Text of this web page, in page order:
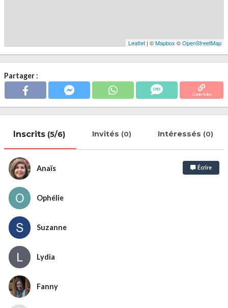
Leaflet | ©Mapbox ©OpenStreetMap
Partager :
Copier le lien
Inscrits (5/6) Invités (0) Intéressés (0)
Anaïs Écrire
Ophélie
Suzanne
Lydia
Fanny